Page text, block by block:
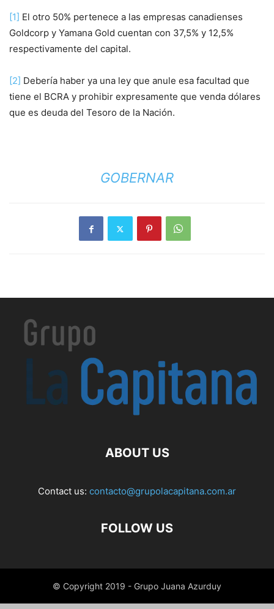
[1] El otro 50% pertenece a las empresas canadienses
Goldcorp y Yamana Gold cuentan con 37,5% y 12,5%
respectivamente del capital.
[2] Debería haber ya una ley que anule esa facultad que
tiene el BCRA y prohibir expresamente que venda dólares
que es deuda del Tesoro de la Nación.
GOBERNAR
ABOUT US
Contact us: contacto@grupolacapitana.com.ar
FOLLOW US
© Copyright 2019 - Grupo Juana Azurduy